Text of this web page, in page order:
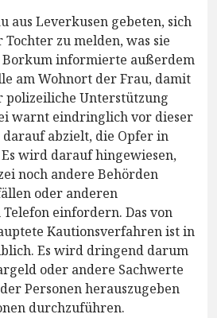
aus Leverkusen gebeten, sich
zu melden, was sie
Borkum informierte außerdem
am Wohnort der Frau, damit
polizeiliche Unterstützung
warnt eindringlich vor dieser
darauf abzielt, die Opfer in
wird darauf hingewiesen,
noch andere Behörden
oder anderen
einfordern. Das von
Kautionsverfahren ist in
Es wird dringend darum
oder andere Sachwerte
Personen herauszugeben
durchzuführen.